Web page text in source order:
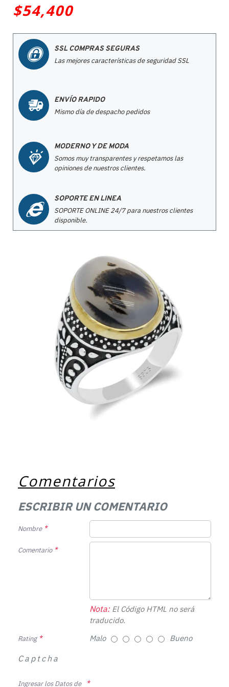
$54,400
SSL COMPRAS SEGURAS
Las mejores características de seguridad SSL
ENVÍO RAPIDO
Mismo día de despacho pedidos
MODERNO Y DE MODA
Somos muy transparentes y respetamos las
opiniones de nuestros clientes.
SOPORTE EN LINEA
SOPORTE ONLINE 24/7 para nuestros clientes
disponible.
Comentarios
ESCRIBIR UN COMENTARIO
Nombre
Comentario
Nota:El Código HTML no será
traducido.
Rating Malo Bueno
Captcha
Ingresar los Datos de